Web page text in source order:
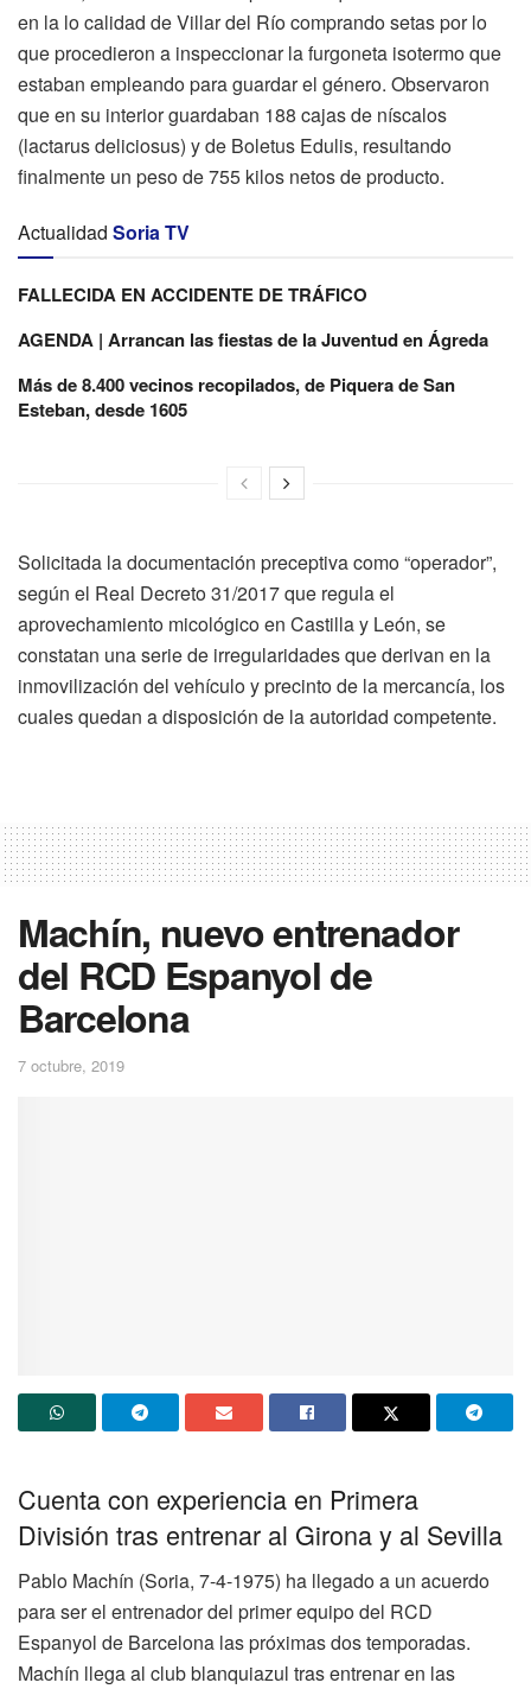
en la lo calidad de Villar del Río comprando setas por lo
que procedieron a inspeccionar la furgoneta isotermo que
estaban empleando para guardar el género. Observaron
que en su interior guardaban 188 cajas de níscalos
(lactarus deliciosus) y de Boletus Edulis, resultando
finalmente un peso de 755 kilos netos de producto.
Actualidad Soria TV
FALLECIDA EN ACCIDENTE DE TRÁFICO
AGENDA | Arrancan las fiestas de la Juventud en Ágreda
Más de 8.400 vecinos recopilados, de Piquera de San
Esteban, desde 1605
Solicitada la documentación preceptiva como “operador”,
según el Real Decreto 31/2017 que regula el
aprovechamiento micológico en Castilla y León, se
constatan una serie de irregularidades que derivan en la
inmovilización del vehículo y precinto de la mercancía, los
cuales quedan a disposición de la autoridad competente.
Machín, nuevo entrenador
del RCD Espanyol de
Barcelona
7 octubre, 2019
Cuenta con experiencia en Primera
División tras entrenar al Girona y al Sevilla
Pablo Machín (Soria, 7-4-1975) ha llegado a un acuerdo
para ser el entrenador del primer equipo del RCD
Espanyol de Barcelona las próximas dos temporadas.
Machín llega al club blanquiazul tras entrenar en las